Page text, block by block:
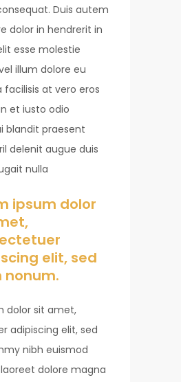
Duis autem
dolor in hendrerit in
esse molestie
illum dolore eu
facilisis at vero eros
et iusto odio
blandit praesent
delenit augue duis
nulla
ipsum dolor
elit, sed
nonum.
dolor sit amet,
adipiscing elit, sed
nibh euismod
dolore magna